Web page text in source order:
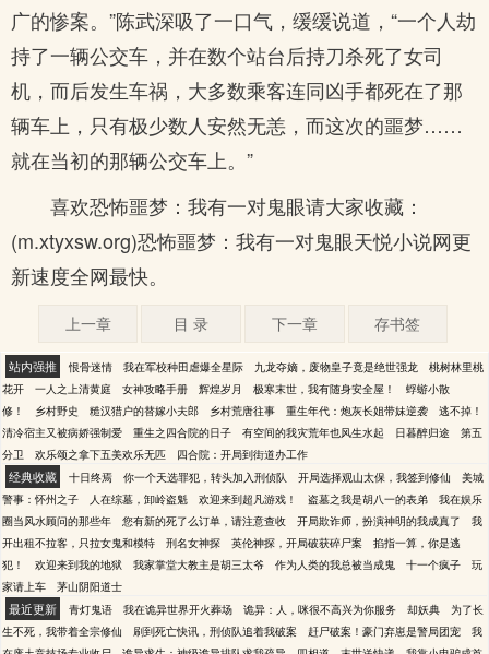
广的惨案。”陈武深吸了一口气，缓缓说道，“一个人劫
持了一辆公交车，并在数个站台后持刀杀死了女司
机，而后发生车祸，大多数乘客连同凶手都死在了那
辆车上，只有极少数人安然无恙，而这次的噩梦……
就在当初的那辆公交车上。”
喜欢恐怖噩梦：我有一对鬼眼请大家收藏：
(m.xtyxsw.org)恐怖噩梦：我有一对鬼眼天悦小说网更
新速度全网最快。
上一章 目 录 下一章 存书签
站内强推 恨骨迷情 我在军校种田虐爆全星际 九龙夺嫡，废物皇子竟是绝世强龙
桃树林里桃
花开
一人之上清黄庭 女神攻略手册 辉煌岁月 极寒末世，我有随身安全屋！
蜉蝣小散
修！
乡村野史 糙汉猎户的替嫁小夫郎 乡村荒唐往事 重生年代：炮灰长姐带妹逆袭
逃不掉！
清冷宿主又被病娇强制爱
重生之四合院的日子 有空间的我灾荒年也风生水起 日暮醉归途
第五
分卫
欢乐颂之拿下五美欢乐无匹 四合院：开局到街道办工作
经典收藏 十日终焉 你一个天选罪犯，转头加入刑侦队 开局选择观山太保，我签到修仙
美城
警事：怀州之子
人在综墓，卸岭盗魁 欢迎来到超凡游戏！ 盗墓之我是胡八一的表弟
我在娱乐
圈当风水顾问的那些年
您有新的死了么订单，请注意查收 开局欺诈师，扮演神明的我成真了
我
开出租不拉客，只拉女鬼和模特
刑名女神探 英伦神探，开局破获碎尸案
掐指一算，你是逃
犯！
欢迎来到我的地狱 我家掌堂大教主是胡三太爷 作为人类的我总被当成鬼 十一个疯子
玩
家请上车
茅山阴阳道士
最近更新 青灯鬼语 我在诡异世界开火葬场 诡异：人，咪很不高兴为你服务 却妖典
为了长
生不死，我带着全宗修仙
刷到死亡快讯，刑侦队追着我破案 赶尸破案！豪门弃崽是警局团宠
我